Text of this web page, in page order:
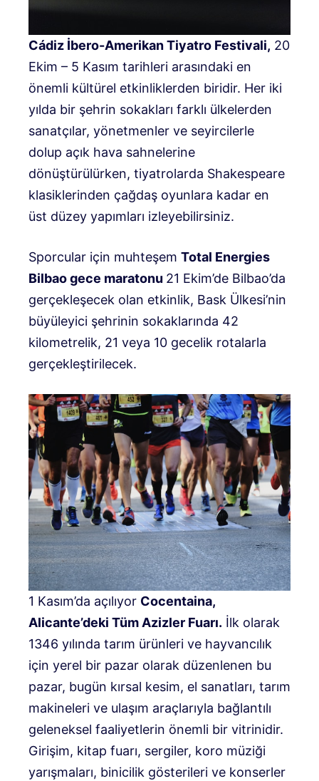
Cádiz İbero-Amerikan Tiyatro Festivali, 20
Ekim – 5 Kasım tarihleri ​​arasındaki en
önemli kültürel etkinliklerden biridir. Her iki
yılda bir şehrin sokakları farklı ülkelerden
sanatçılar, yönetmenler ve seyircilerle
dolup açık hava sahnelerine
dönüştürülürken, tiyatrolarda Shakespeare
klasiklerinden çağdaş oyunlara kadar en
üst düzey yapımları izleyebilirsiniz.
Sporcular için muhteşem Total Energies
Bilbao gece maratonu 21 Ekim’de Bilbao’da
gerçekleşecek olan etkinlik, Bask Ülkesi’nin
büyüleyici şehrinin sokaklarında 42
kilometrelik, 21 veya 10 gecelik rotalarla
gerçekleştirilecek.
1 Kasım’da açılıyor Cocentaina,
Alicante’deki Tüm Azizler Fuarı. İlk olarak
1346 yılında tarım ürünleri ve hayvancılık
için yerel bir pazar olarak düzenlenen bu
pazar, bugün kırsal kesim, el sanatları, tarım
makineleri ve ulaşım araçlarıyla bağlantılı
geleneksel faaliyetlerin önemli bir vitrinidir.
Girişim, kitap fuarı, sergiler, koro müziği
yarışmaları, binicilik gösterileri ve konserler